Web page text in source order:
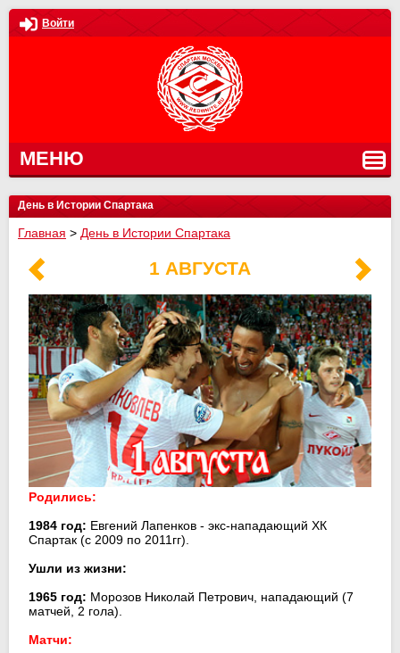
Войти
МЕНЮ
День в Истории Спартака
Главная > День в Истории Спартака
1 АВГУСТА
Родились:
1984 год: Евгений Лапенков - экс-нападающий ХК
Спартак (с 2009 по 2011гг).
Ушли из жизни:
1965 год: Морозов Николай Петрович, нападающий (7
матчей, 2 гола).
Матчи: